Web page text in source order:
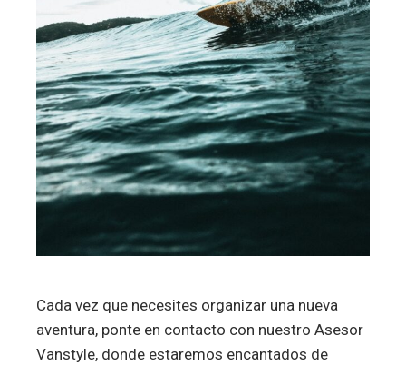
Cada vez que necesites organizar una nueva
aventura, ponte en contacto con nuestro Asesor
Vanstyle, donde estaremos encantados de